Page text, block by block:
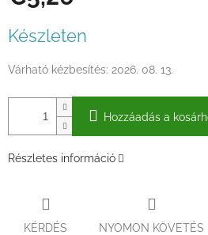
Készleten
Várható kézbesítés: 2026. 08. 13.
Hozzáadás a
Részletes információ
KÉRDÉS NYOMON KÖVETÉS